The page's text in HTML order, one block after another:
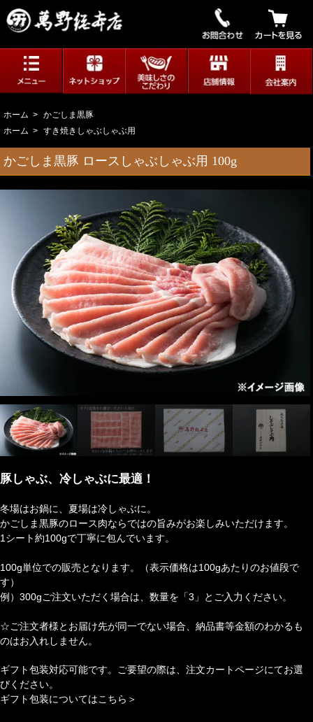
ホーム > かごしま黒豚
ホーム > すき焼きしゃぶしゃぶ用
かごしま黒豚 ロースしゃぶしゃぶ用 100g
豚しゃぶ、冷しゃぶに最適！
冬場はお鍋に、夏場は冷しゃぶに。
かごしま黒豚のロース肉ならではの旨みがお楽しみいただけます。
1シート約100gで丁寧に包んでいます。
100g単位での販売となります。（表示価格は100gあたりのお値段で
す）
例）300gご注文いただく場合は、数量を「3」とご入力ください。
☆ご注文者様とお届け先が同一でない場合、納品書等金額のわかるも
のはお入れしません。
ギフト包装対応可能です。ご要望の際は、注文カートページにてお選
びください。
ギフト包装についてはこちら＞